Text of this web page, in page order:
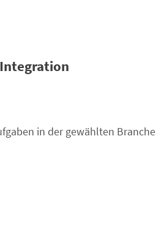
in der gewählten Branche